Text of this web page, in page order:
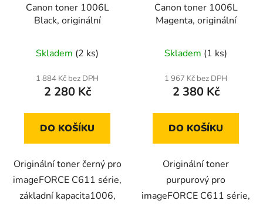
Canon toner 1006L
Black, originální
Skladem (2 ks)
1 884 Kč bez DPH
2 280 Kč
DO KOŠÍKU
Originální toner černý pro
imageFORCE C611 série,
základní kapacita1006,
Canon toner 1006L
Magenta, originální
Skladem (1 ks)
1 967 Kč bez DPH
2 380 Kč
DO KOŠÍKU
Originální toner
purpurový pro
imageFORCE C611 série,